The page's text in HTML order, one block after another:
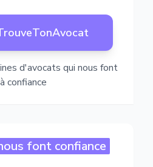
d'avocats qui nous font
confiance
font confiance